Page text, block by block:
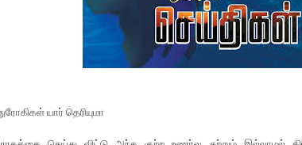
யார் தெரியுமா